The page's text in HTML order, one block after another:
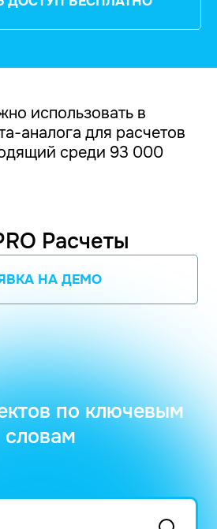
использовать в
аналога для расчетов
среди 93 000
Расчеты
НА ДЕМО
по ключевым
словам